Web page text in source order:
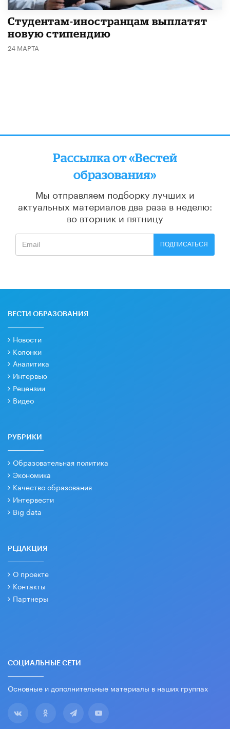
Студентам-иностранцам выплатят
новую стипендию
24 МАРТА
Рассылка от «Вестей
образования»
Мы отправляем подборку лучших и
актуальных материалов два раза в неделю:
во вторник и пятницу
ПОДПИСАТЬСЯ
ВЕСТИ ОБРАЗОВАНИЯ
Новости
Колонки
Аналитика
Интервью
Рецензии
Видео
РУБРИКИ
Образовательная политика
Экономика
Качество образования
Интервести
Big data
РЕДАКЦИЯ
О проекте
Контакты
Партнеры
СОЦИАЛЬНЫЕ СЕТИ
Основные и дополнительные материалы в наших группах